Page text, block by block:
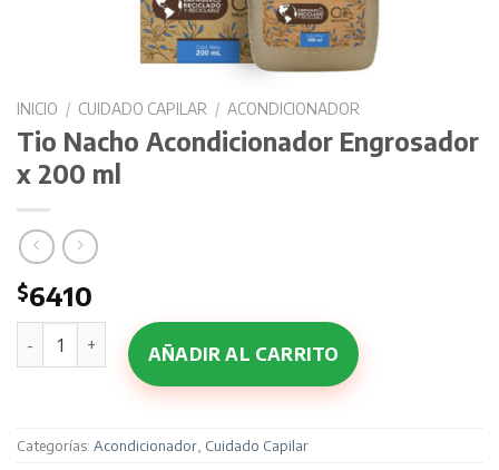
INICIO / CUIDADO CAPILAR / ACONDICIONADOR
Tio Nacho Acondicionador Engrosador
x 200 ml
$6410
Tio Nacho Acondicionador Engrosador x 200 ml cantidad
AÑADIR AL CARRITO
Categorías: Acondicionador, Cuidado Capilar